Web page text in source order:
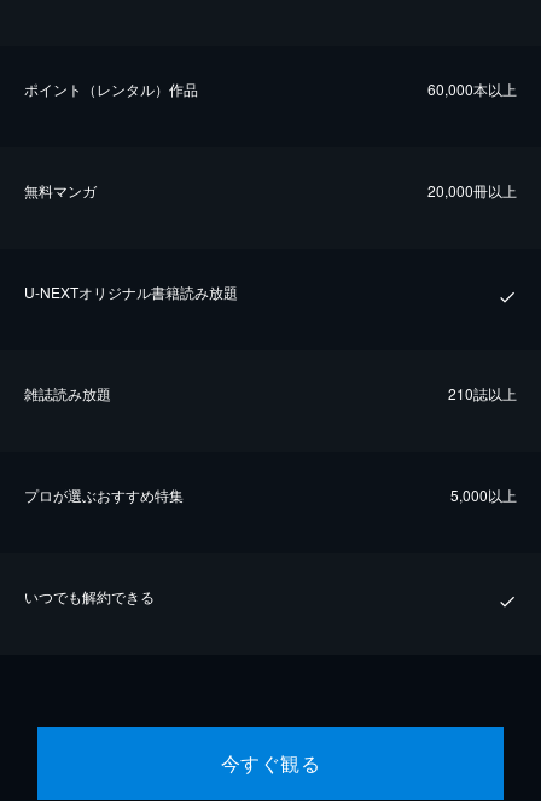
ポイント（レンタル）作品 60,000本以上
無料マンガ 20,000冊以上
U-NEXTオリジナル書籍読み放題
雑誌読み放題 210誌以上
プロが選ぶおすすめ特集 5,000以上
いつでも解約できる
今すぐ観る